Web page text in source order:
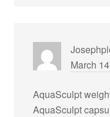
March
AquaSculpt
AquaSculpt